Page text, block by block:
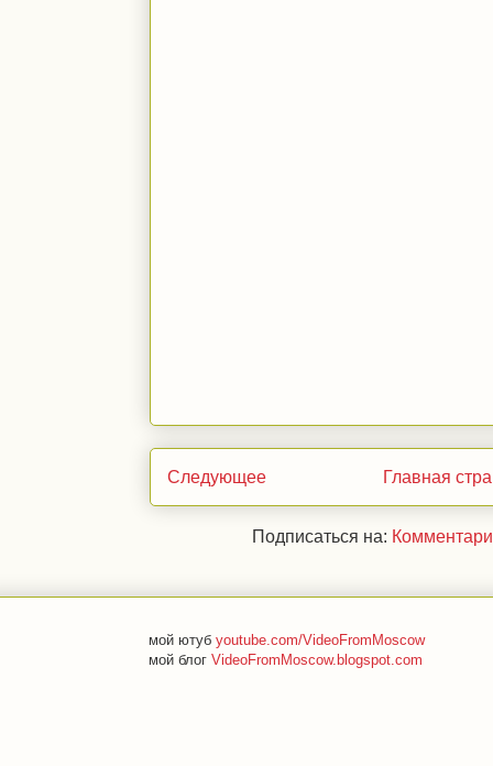
Следующее Главная
Подписаться на:
мой ютуб youtube.com/VideoFromMoscow
мой блог VideoFromMoscow.blogspot.com